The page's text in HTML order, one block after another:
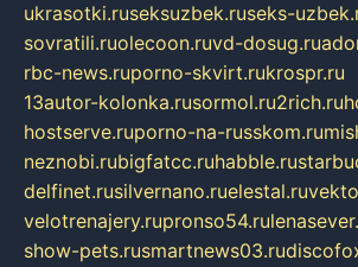
ukrasotki.ruseksuzbek.ruseks-
sovratili.ruolecoon.ruvd-dosug.ru
rbc-news.ruporno-skvirt.rukrospr.ru
13autor-kolonka.rusormol.ru2rich.ru
hostserve.ruporno-na-russkom.ru
neznobi.rubigfatcc.ruhabble.ru
delfinet.rusilvernano.ruelestal.ru
velotrenajery.rupronso54.ru
show-pets.rusmartnews03.ru